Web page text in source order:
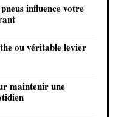
influence votre
ou véritable levier
maintenir une